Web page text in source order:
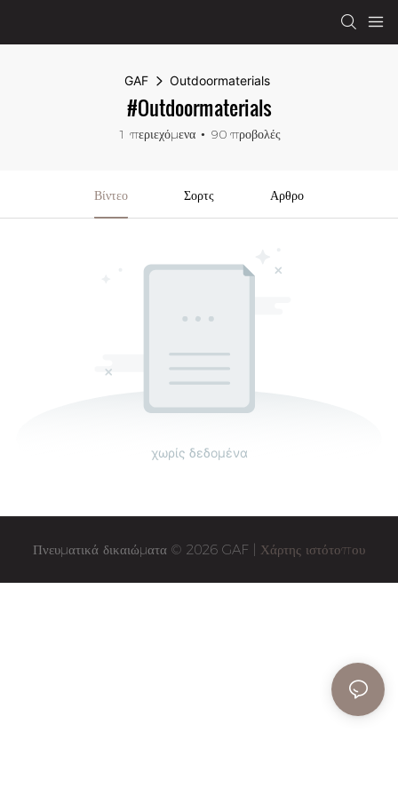
GAF Outdoormaterials
#Outdoormaterials
1 περιεχόμενα 90 προβολές
Βίντεο Σορτς Αρθρο
χωρίς δεδομένα
Πνευματικά δικαιώματα © 2026 GAF | Χάρτης ιστότοπου